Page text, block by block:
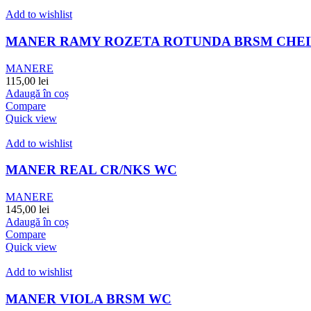
Add to wishlist
MANER RAMY ROZETA ROTUNDA BRSM
MANERE
115,00 lei
Adaugă în coș
Compare
Quick view
Add to wishlist
MANER REAL CR/NKS WC
MANERE
145,00 lei
Adaugă în coș
Compare
Quick view
Add to wishlist
MANER VIOLA BRSM WC